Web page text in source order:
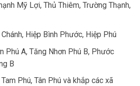
Mỹ Lợi, Thủ Thiêm, Trường Thạnh,
Hiệp Bình Phước, Hiệp Phú
Phú A, Tăng Nhơn Phú B, Phước
B
Phú, Tân Phú và khắp các xã